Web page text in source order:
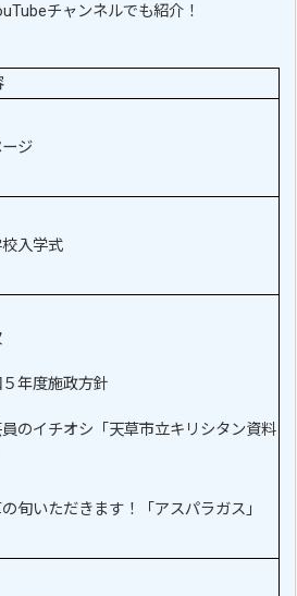
チャンネルでも紹介！
ジ
入学式
年度施政方針
のイチオシ「天草市立キリシタン資料
旬いただきます！「アスパラガス」